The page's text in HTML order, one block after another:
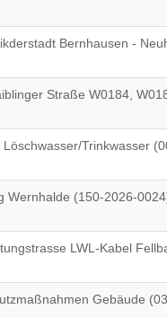
Bernhausen -
Straße W0184,
Trinkwasser
Wernhalde (150-2026-
LWL-Kabel
Gebäude